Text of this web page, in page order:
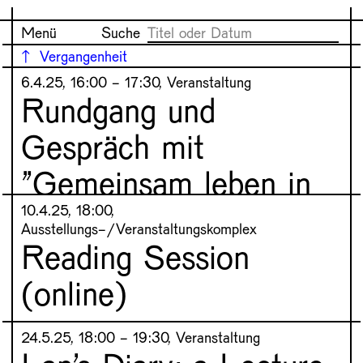
Menü
Suche
Vergangenheit
6.4.25, 16:00 - 17:30, Veranstaltung
Rundgang und
Gespräch mit
"Gemeinsam leben in
Langenhagen e.V."
Im Rahmen der aktuellen Gruppenausstellung
„Geschichten, die wir uns vorstellen, Geschichten,
die uns verbinden“ im Kunstverein Langenhagen
wird es einen Ausstellungsrundgang mit
anschließendem Gespräch mit Vertreter*innen von
„Gemeinsam leben in Langenhagen e.V.“.
10.4.25, 18:00,
Ausstellungs-/Veranstaltungskomplex
Reading Session
(online)
In dieser Online-Lesesitzung werden wir ein
Kapitel aus Cathy Park Hongs Minor Feelings: A
24.5.25, 18:00 - 19:30, Veranstaltung